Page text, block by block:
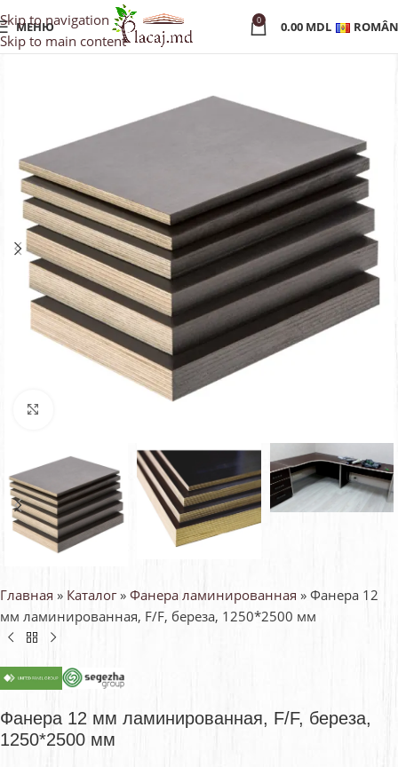
Skip to navigation
Skip to main content
МЕНЮ 0 0.00 MDL
Главная » Каталог» Фанера ламинированная » Фанера 12
мм ламинированная, F/F, береза, 1250*2500 мм
Фанера 12 мм ламинированная, F/F, береза,
1250*2500 мм